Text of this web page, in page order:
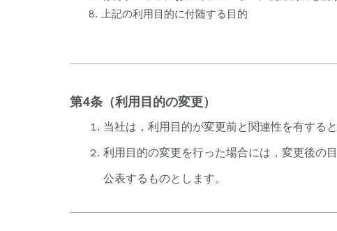
上記の利用目的に付随する目的
第4条（利用目的の変更）
当社は，利用目的が変更前と関連性を有する
利用目的の変更を行った場合には，変更後の
公表するものとします。